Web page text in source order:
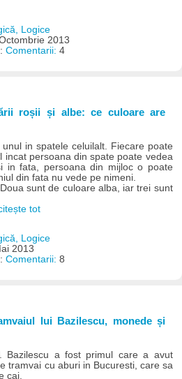
Logice
2013
Comentarii: 4
roșii și albe: ce culoare are
in spatele celuilalt. Fiecare poate
incat persoana din spate poate vedea
in fata, persoana din mijloc o poate
din fata nu vede pe nimeni.
sunt de culoare alba, iar trei sunt
tot
Logice
2013
Comentarii: 8
lui Bazilescu, monede și
Bazilescu a fost primul care a avut
tramvai cu aburi in Bucuresti, care sa
cai.